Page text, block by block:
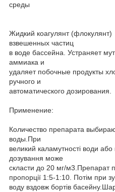
среды
Жидкий коагулянт
взвешенных частиц
в воде бассейна. Устраняет
аммиака и
удаляет побочные продукты
ручного и
автоматического дозирования.
Применение:
Количество препарата
воды.При
великий каламутності води
дозування може
скласти до 20 мг/м3.Препарат
пропорції 1:5-1:10. Потім при
воду вздовж бортів басейну.Шар